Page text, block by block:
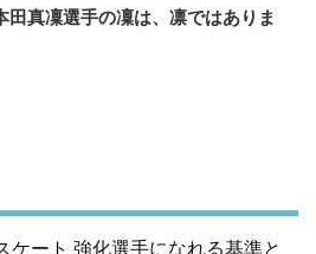
田真凜選手の凜は、凛ではありま
ケート 強化選手になれる基準と